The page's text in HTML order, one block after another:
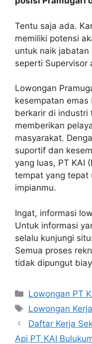
Tentu saja ada.
memiliki potensi
untuk naik jabatan
seperti Supervisor
Lowongan
kesempatan emas
berkarir di industri
memberikan
masyarakat.
suportif dan
yang luas, PT KAI
tempat yang tepat
impianmu.
Ingat, informasi
Untuk informasi
selalu kunjungi
Semua proses
tidak dipungut
Categories
Lowongan PT
Tags
Lowongan
Daftar Kerja
Api PT KAI